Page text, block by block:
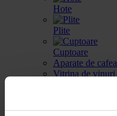
Hote
Plite
Cuptoare
Aparate de cafea
Vitrina de vinuri